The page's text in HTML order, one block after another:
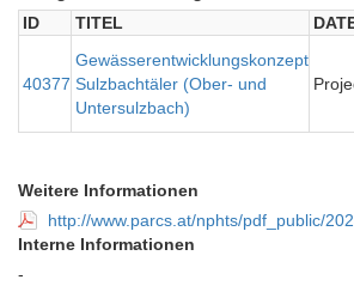
ID
TITEL
40377
Gewässerentwicklungskonzept
Sulzbachtäler (Ober- und
Untersulzbach)
Weitere Informationen
http://www.parcs.at/nphts/pdf_public/
Interne Informationen
-